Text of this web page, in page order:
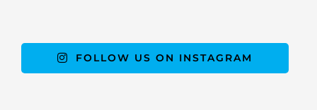
FOLLOW US ON INSTAGRAM